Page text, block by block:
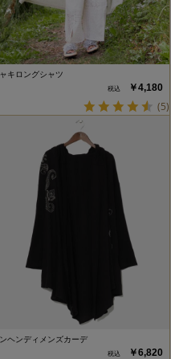
キロングシャツ
￥4,180
(5)
ンヘンディメンズカーデ
￥6,820